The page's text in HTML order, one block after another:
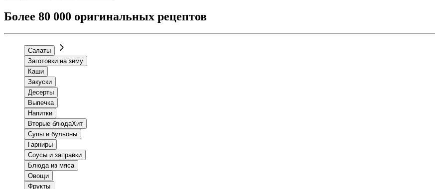
Более 80 000 оригинальных рецептов
Салаты
Заготовки на зиму
Каши
Закуски
Десерты
Выпечка
Напитки
Вторые блюдаХит
Супы и бульоны
Гарниры
Соусы и заправки
Блюда из мяса
Овощи
Фрукты